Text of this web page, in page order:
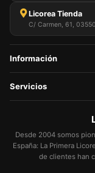
Licorea Tienda
C/ Carmen, 61,
Información
Servicios
Desde 2004 somos
España: La Primera
de clientes han